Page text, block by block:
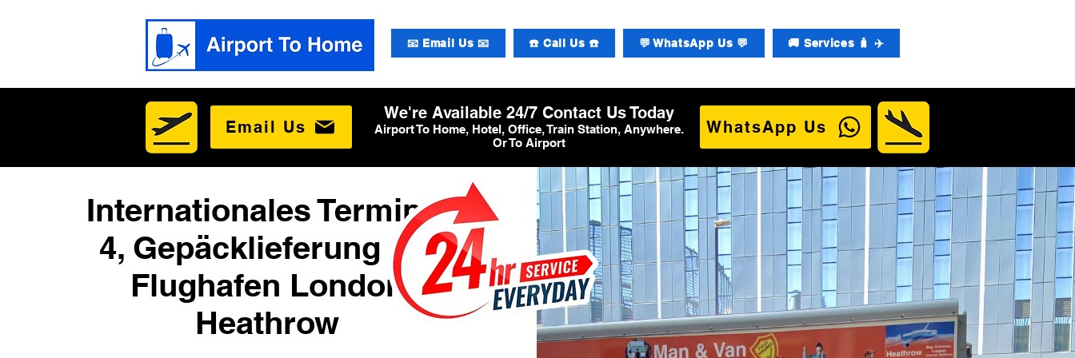
📧 Email Us 📧 ☎️ Call Us ☎️ 💬 WhatsApp Us 💬 🚚 Services 🧳 ✈️
Email Us
We're Available 24/7 Contact Us Today
Airport To Home, Hotel, Office, Train Station, Anywhere.
Or To Airport
WhatsApp Us
Internationales Terminal
4, Gepäcklieferung am
Flughafen London
Heathrow